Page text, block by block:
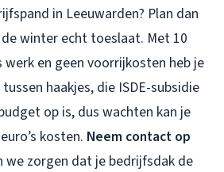
in Leeuwarden? Plan dan
winter echt toeslaat. Met 10
en geen voorrijkosten heb je
haakjes, die ISDE-subsidie
op is, dus wachten kan je
kosten. Neem contact op
we zorgen dat je bedrijfsdak de